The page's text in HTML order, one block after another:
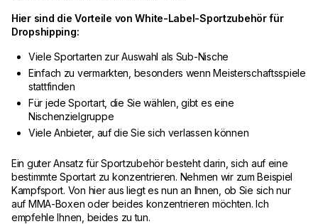
Hier sind die Vorteile von White-Label-Sportzubehör für
Dropshipping:
Viele Sportarten zur Auswahl als Sub-Nische
Einfach zu vermarkten, besonders wenn Meisterschaftsspiele
stattfinden
Für jede Sportart, die Sie wählen, gibt es eine
Nischenzielgruppe
Viele Anbieter, auf die Sie sich verlassen können
Ein guter Ansatz für Sportzubehör besteht darin, sich auf eine
bestimmte Sportart zu konzentrieren. Nehmen wir zum Beispiel
Kampfsport. Von hier aus liegt es nun an Ihnen, ob Sie sich nur
auf MMA-Boxen oder beides konzentrieren möchten. Ich
empfehle Ihnen, beides zu tun.